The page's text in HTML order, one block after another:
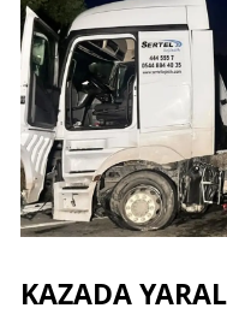
KAZADA